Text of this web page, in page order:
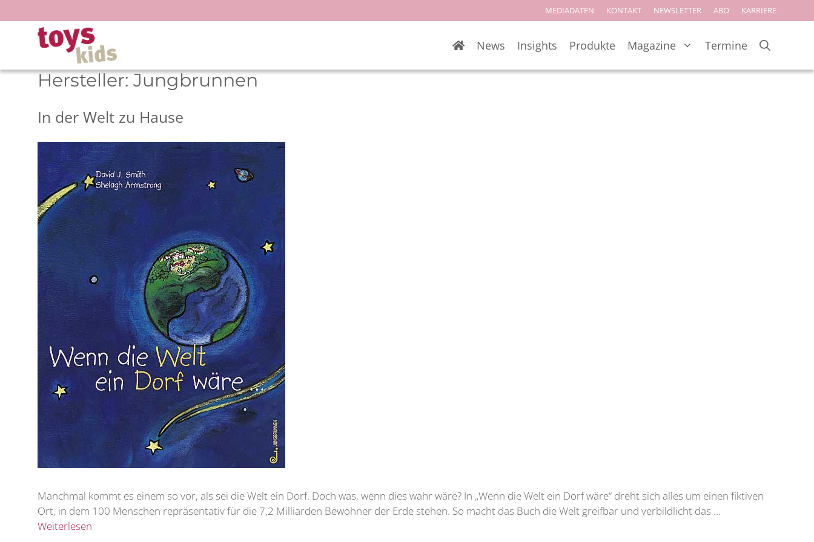
Inhalt
springen
MEDIADATEN KONTAKT NEWSLETTER ABO KARRIERE
News Insights Produkte Magazine Termine
Hersteller:Jungbrunnen
In der Welt zu Hause
Manchmal kommt es einem so vor, als sei die Welt ein Dorf. Doch was, wenn dies wahr wäre? In „Wenn die Welt ein Dorf wäre“ dreht sich alles um einen fiktiven
Ort, in dem 100 Menschen repräsentativ für die 7,2 Milliarden Bewohner der Erde stehen. So macht das Buch die Welt greifbar und verbildlicht das …
Weiterlesen